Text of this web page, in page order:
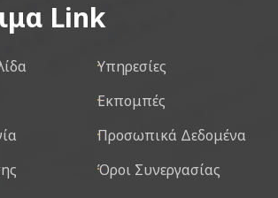
Link
Υπηρεσίες
Εκπομπές
Προσωπικά Δεδομένα
Όροι Συνεργασίας